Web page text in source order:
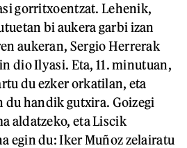
gorritxoentzat. Lehenik,
bi aukera garbi izan
aukeran, Sergio Herrerak
dio Ilyasi. Eta, 11. minutuan,
du ezker orkatilan, eta
du handik gutxira. Goizegi
aldatzeko, eta Liscik
egin du: Iker Muñoz zelairatu